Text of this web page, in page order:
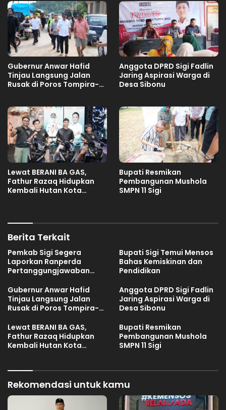
Gubernur Anwar Hafid
Tinjau Langsung Jalan
Rusak di Poros Tompira-
Anggota DPRD Sigi Fadlin
Jaring Aspirasi Warga di
Desa Sibonu
Lewat BERANI BA GAS,
Fathur Razaq Hidupkan
Kembali Hutan Kota
Bupati Resmikan
Pembangunan Mushola
SMPN 11 Sigi
Berita Terkait
Pemkab Sigi Segera
Laporkan Ranperda
Pertanggungjawaban
Bupati Sigi Temui Mensos
Bahas Kemiskinan dan
Pendidikan
Gubernur Anwar Hafid
Tinjau Langsung Jalan
Rusak di Poros Tompira-
Segera Tangani
Anggota DPRD Sigi Fadlin
Jaring Aspirasi Warga di
Desa Sibonu
Lewat BERANI BA GAS,
Fathur Razaq Hidupkan
Kembali Hutan Kota
Bupati Resmikan
Pembangunan Mushola
SMPN 11 Sigi
Rekomendasi untuk kamu